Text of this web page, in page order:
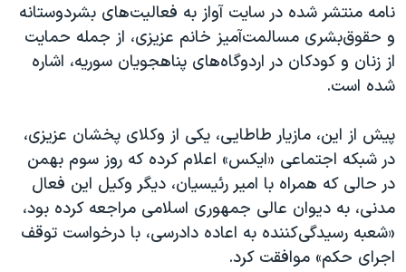
سفر پرزیدنت ترامپ به چین
نامه منتشر شده در سایت آواز به فعالیت‌های بشردوستانه
و حقوق‌بشری مسالمت‌آمیز خانم عزیزی، از جمله حمایت
از زنان و کودکان در اردوگاه‌های پناهجویان سوریه، اشاره
شده است.
پیش از این، مازیار طاطایی، یکی از وکلای پخشان عزیزی،
در شبکه اجتماعی «ایکس» اعلام کرده که روز سوم بهمن
در حالی که همراه با امیر رئیسیان، دیگر وکیل این فعال
مدنی، به دیوان عالی جمهوری اسلامی مراجعه کرده بود،
«شعبه رسیدگی‌کننده به اعاده دادرسی، با درخواست توقف
اجرای حکم» موافقت کرد.